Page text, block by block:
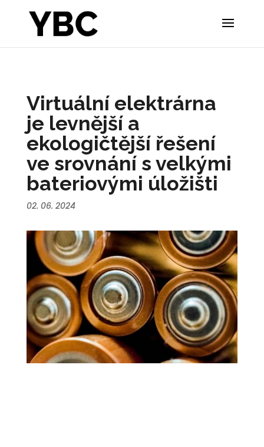
Virtuální elektrárna
je levnější a
ekologičtější řešení
ve srovnání s velkými
bateriovými úložišti
02. 06. 2024